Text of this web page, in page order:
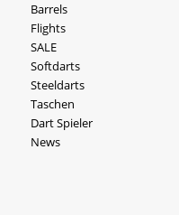
Barrels
Flights
SALE
Softdarts
Steeldarts
Taschen
Dart Spieler
News